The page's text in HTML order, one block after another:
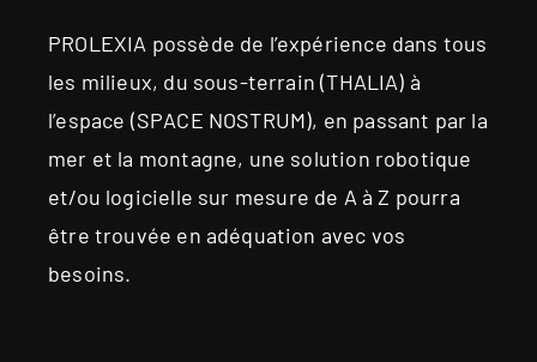
PROLEXIA possède de l’expérience dans tous
les milieux, du sous-terrain (THALIA) à
l’espace (SPACE NOSTRUM), en passant par la
mer et la montagne, une solution robotique
et/ou logicielle sur mesure de A à Z pourra
être trouvée en adéquation avec vos
besoins.